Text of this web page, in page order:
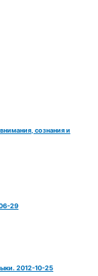
сознания и
29
2012-10-25